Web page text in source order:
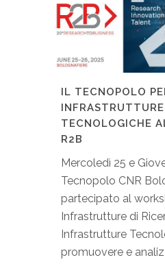
IL TECNOPOLO
TECNOLOGICHE
R2B
Mercoledì 25 e
Tecnopolo CNR
partecipato al
Infrastrutture di
Infrastrutture
promuovere e